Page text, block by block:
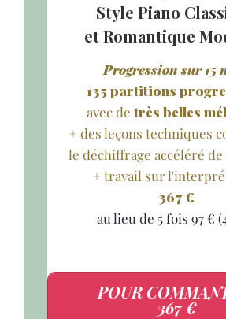
Style Piano
et Romantique
Progression sur 15
135 partitions
avec de très belles
+ des leçons techniques
le déchiffrage accéléré
+ travail sur
367 €
au lieu de 5 fois 97 €
POUR
367 €